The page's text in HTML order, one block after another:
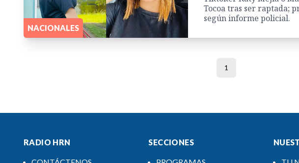
NACIONALES
Tocoa tras ser raptada;
según informe policial.
1
RADIO HRN SECCIONES